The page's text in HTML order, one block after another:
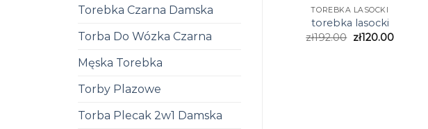
Torebka Czarna Damska
Torba Do Wózka Czarna
Męska Torebka
Torby Plazowe
Torba Plecak 2w1 Damska
TOREBKA LASOCKI
torebka lasocki
zł192.00 zł120.00